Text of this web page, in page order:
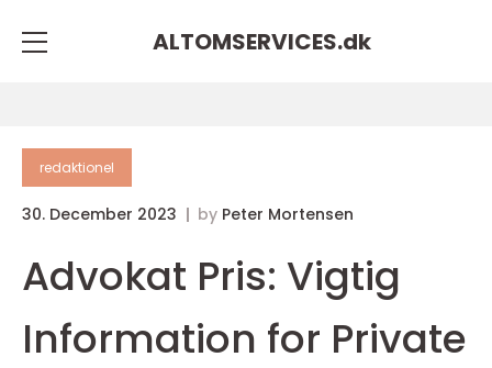
ALTOMSERVICES.dk
redaktionel
30. December 2023 by Peter Mortensen
Advokat Pris: Vigtig
Information for Private